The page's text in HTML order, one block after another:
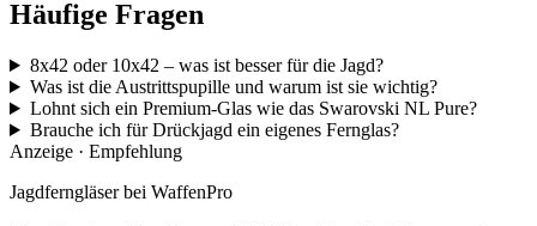
Häufige Fragen
8x42 oder 10x42 – was ist besser für die Jagd?
Was ist die Austrittspupille und warum ist sie wichtig?
Lohnt sich ein Premium-Glas wie das Swarovski NL Pure?
Brauche ich für Drückjagd ein eigenes Fernglas?
Anzeige · Empfehlung
Jagdferngläser bei WaffenPro